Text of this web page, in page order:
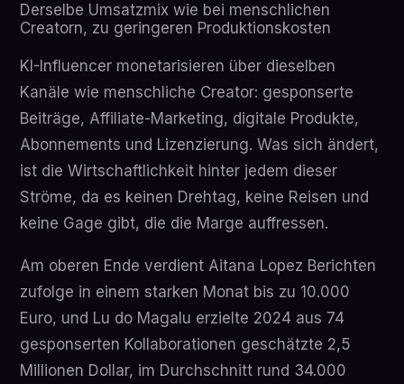
Derselbe Umsatzmix wie bei menschlichen
Creatorn, zu geringeren Produktionskosten
KI-Influencer monetarisieren über dieselben
Kanäle wie menschliche Creator: gesponserte
Beiträge, Affiliate-Marketing, digitale Produkte,
Abonnements und Lizenzierung. Was sich ändert,
ist die Wirtschaftlichkeit hinter jedem dieser
Ströme, da es keinen Drehtag, keine Reisen und
keine Gage gibt, die die Marge auffressen.
Am oberen Ende verdient Aitana Lopez Berichten
zufolge in einem starken Monat bis zu 10.000
Euro, und Lu do Magalu erzielte 2024 aus 74
gesponserten Kollaborationen geschätzte 2,5
Millionen Dollar, im Durchschnitt rund 34.000